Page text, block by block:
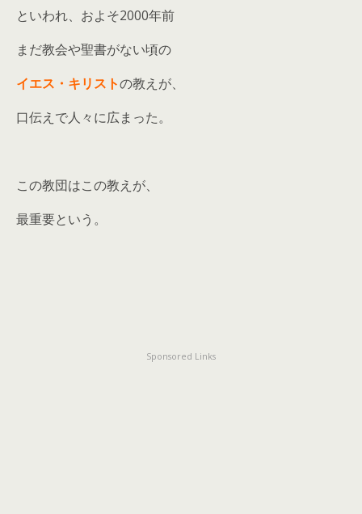
といわれ、およそ2000年前
まだ教会や聖書がない頃の
イエス・キリストの教えが、
口伝えで人々に広まった。
この教団はこの教えが、
最重要という。
Sponsored Links